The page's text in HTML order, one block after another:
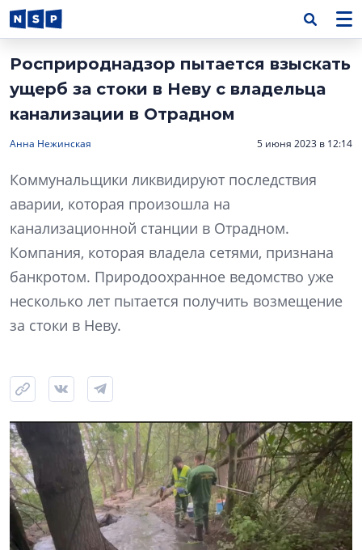
Росприроднадзор пытается взыскать
ущерб за стоки в Неву с владельца
канализации в Отрадном
Анна Нежинская 5 июня 2023 в 12:14
Коммунальщики ликвидируют последствия
аварии, которая произошла на
канализационной станции в Отрадном.
Компания, которая владела сетями, признана
банкротом. Природоохранное ведомство уже
несколько лет пытается получить возмещение
за стоки в Неву.